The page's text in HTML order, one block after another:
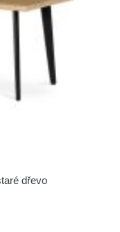
dřevo